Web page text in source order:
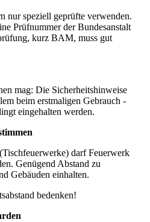
nur speziell geprüfte verwenden.
Prüfnummer der Bundesanstalt
kurz BAM, muss gut
mag: Die Sicherheitshinweise
beim erstmaligen Gebrauch -
eingehalten werden.
darf Feuerwerk
Genügend Abstand zu
Gebäuden einhalten.
bedenken!